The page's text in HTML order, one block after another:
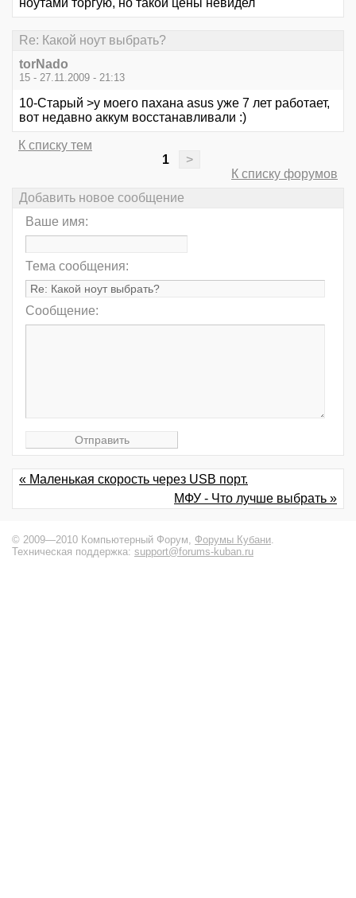
Re: Какой ноут выбрать?
torNado
15 - 27.11.2009 - 21:13
10-Старый >у моего пахана asus уже 7 лет работает,
вот недавно аккум восстанавливали :)
К списку тем
1
>
К списку форумов
Добавить новое сообщение
Ваше имя:
Тема сообщения:
Сообщение:
« Маленькая скорость через USB порт.
МФУ - Что лучше выбрать »
© 2009—2010 Компьютерный Форум, Форумы Кубани.
Техническая поддержка: support@forums-kuban.ru